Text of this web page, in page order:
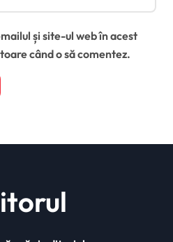
și site-ul web în acest
când o să comentez.